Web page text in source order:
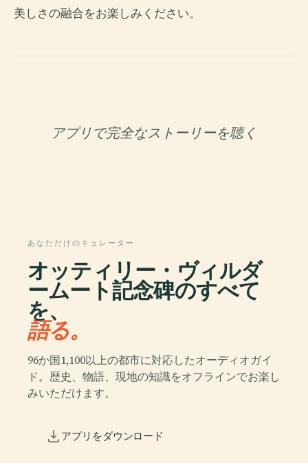
美しさの融合をお楽しみください。
アプリで完全なストーリーを聴く
あなただけのキュレーター
オッティリー・ヴィルダ
ームート記念碑のすべて
を、
語る。
96か国1,100以上の都市に対応したオーディオガイ
ド。歴史、物語、現地の知識をオフラインでお楽し
みいただけます。
アプリをダウンロード